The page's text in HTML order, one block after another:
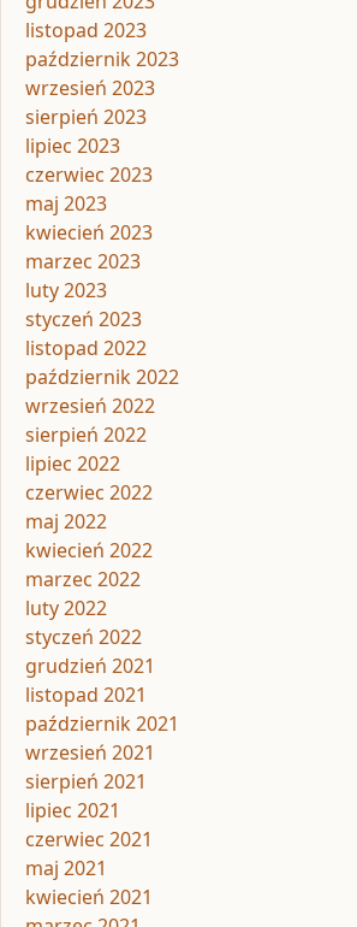
listopad 2023
październik 2023
wrzesień 2023
sierpień 2023
lipiec 2023
czerwiec 2023
maj 2023
kwiecień 2023
marzec 2023
luty 2023
styczeń 2023
listopad 2022
październik 2022
wrzesień 2022
sierpień 2022
lipiec 2022
czerwiec 2022
maj 2022
kwiecień 2022
marzec 2022
luty 2022
styczeń 2022
grudzień 2021
listopad 2021
październik 2021
wrzesień 2021
sierpień 2021
lipiec 2021
czerwiec 2021
maj 2021
kwiecień 2021